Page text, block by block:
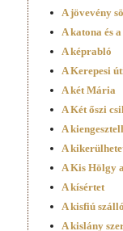
A jövevény
A katona és
A képrabló
A Kerepesi
A két Mária
A Két őszi
A
A
A Kis Hölgy
A kísértet
A kisfiú
A kislány